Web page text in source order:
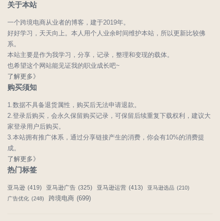
关于本站
一个跨境电商从业者的博客，建于2019年。
好好学习，天天向上。本人用个人业余时间维护本站，所以更新比较佛
系。
本站主要是作为我学习，分享，记录，整理和变现的载体。
也希望这个网站能见证我的职业成长吧~
了解更多》
购买须知
1.数据不具备退货属性，购买后无法申请退款。
2.登录后购买，会永久保留购买记录，可保留后续重复下载权利，建议大
家登录用户后购买。
3.本站拥有推广体系，通过分享链接产生的消费，你会有10%的消费提
成。
了解更多》
热门标签
亚马逊 (419) 亚马逊广告 (325) 亚马逊运营 (413) 亚马逊选品 (210)
广告优化 (248) 跨境电商 (699)